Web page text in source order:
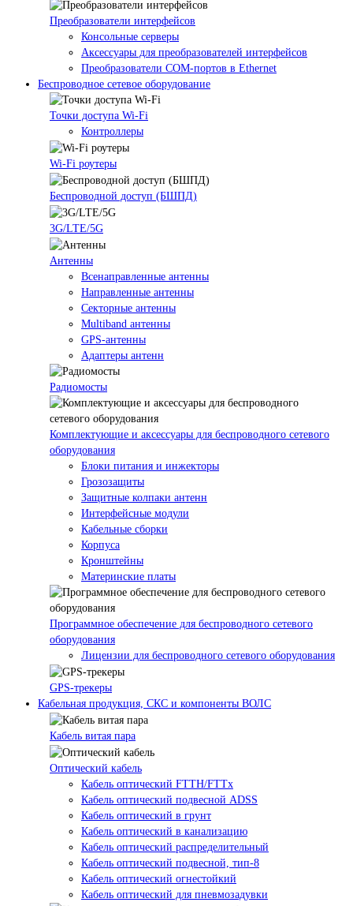
Преобразователи интерфейсов
Консольные серверы
Аксессуары для преобразователей интерфейсов
Преобразователи COM-портов в Ethernet
Беспроводное сетевое оборудование
Точки доступа Wi-Fi
Контроллеры
Wi-Fi роутеры
Беспроводной доступ (БШПД)
3G/LTE/5G
Антенны
Всенаправленные антенны
Направленные антенны
Секторные антенны
Multiband антенны
GPS-антенны
Адаптеры антенн
Радиомосты
Комплектующие и аксессуары для беспроводного сетевого
оборудования
Блоки питания и инжекторы
Грозозащиты
Защитные колпаки антенн
Интерфейсные модули
Кабельные сборки
Корпуса
Кронштейны
Материнские платы
Программное обеспечение для беспроводного сетевого
оборудования
Лицензии для беспроводного сетевого оборудования
GPS-трекеры
Кабельная продукция, СКС и компоненты ВОЛС
Кабель витая пара
Оптический кабель
Кабель оптический FTTH/FTTx
Кабель оптический подвесной ADSS
Кабель оптический в грунт
Кабель оптический в канализацию
Кабель оптический распределительный
Кабель оптический подвесной, тип-8
Кабель оптический огнестойкий
Кабель оптический для пневмозадувки